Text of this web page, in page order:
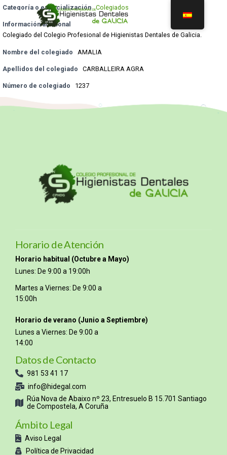
Categoría o especialización Colegiados
Información adicional
Colegiado del Colegio Profesional de Higienistas Dentales de Galicia.
Nombre del colegiado AMALIA
Apellidos del colegiado CARBALLEIRA AGRA
Número de colegiado 1237
Horario de Atención
Horario habitual (Octubre a Mayo)
Lunes: De 9:00 a 19:00h
Martes a Viernes: De 9:00 a
15:00h
Horario de verano (Junio a Septiembre)
Lunes a Viernes: De 9:00 a
14:00
Datos de Contacto
981 53 41 17
info@hidegal.com
Rúa Nova de Abaixo nº 23, Entresuelo B 15.701 Santiago
de Compostela, A Coruña
Ámbito Legal
Aviso Legal
Política de Privacidad